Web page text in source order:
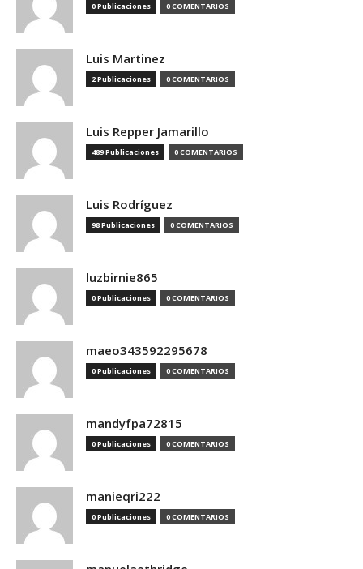
0 Publicaciones 0 COMENTARIOS
Luis Martinez
2 Publicaciones 0 COMENTARIOS
Luis Repper Jamarillo
489 Publicaciones 0 COMENTARIOS
Luis Rodríguez
98 Publicaciones 0 COMENTARIOS
luzbirnie865
0 Publicaciones 0 COMENTARIOS
maeo343592295678
0 Publicaciones 0 COMENTARIOS
mandyfpa72815
0 Publicaciones 0 COMENTARIOS
manieqri222
0 Publicaciones 0 COMENTARIOS